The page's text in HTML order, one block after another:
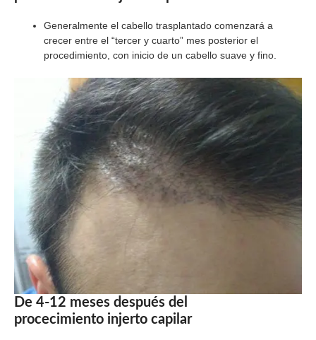
Generalmente el cabello trasplantado comenzará a
crecer entre el “tercer y cuarto” mes posterior el
procedimiento, con inicio de un cabello suave y fino.
De 4-12 meses después del
procecimiento injerto capilar